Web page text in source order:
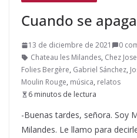
Cuando se
13 de diciembre de 2021
0
Chateau les Milandes, Chez
Folies Bergère, Gabriel Sánchez,
Moulin Rouge, música, relatos
6 minutos de lectura
-Buenas tardes, señora. Soy
Milandes. Le llamo para